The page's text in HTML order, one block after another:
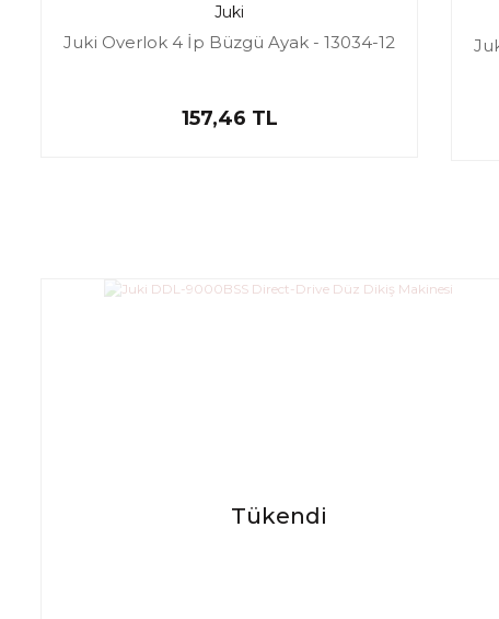
Juki
Juki Overlok 4 İp Büzgü Ayak - 13034-12
157,46 TL
Tükendi